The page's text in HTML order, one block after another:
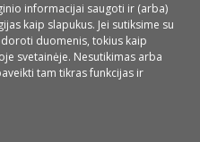
informacijai saugoti ir (arba)
kaip slapukus. Jei sutiksime su
duomenis, tokius kaip
svetainėje. Nesutikimas arba
tam tikras funkcijas ir